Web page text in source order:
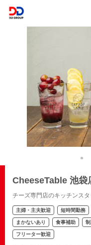
CheeseTable 池袋
チーズ専門店のキッチンス
主婦・主夫歓迎 短時間勤務
まかないあり 食事補助
フリーター歓迎